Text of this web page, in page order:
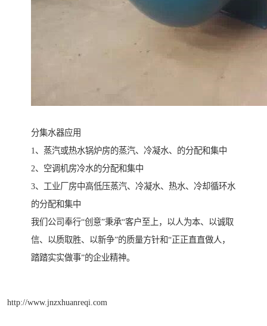
分集水器应用
1、蒸汽或热水锅炉房的蒸汽、冷凝水、的分配和集中
2、空调机房冷水的分配和集中
3、工业厂房中高低压蒸汽、冷凝水、热水、冷却循环水
的分配和集中
我们公司奉行“创意”秉承“客户至上，以人为本、以诚取
信、以质取胜、以新争”的质量方针和“正正直直做人，
踏踏实实做事”的企业精神。
http://www.jnzxhuanreqi.com